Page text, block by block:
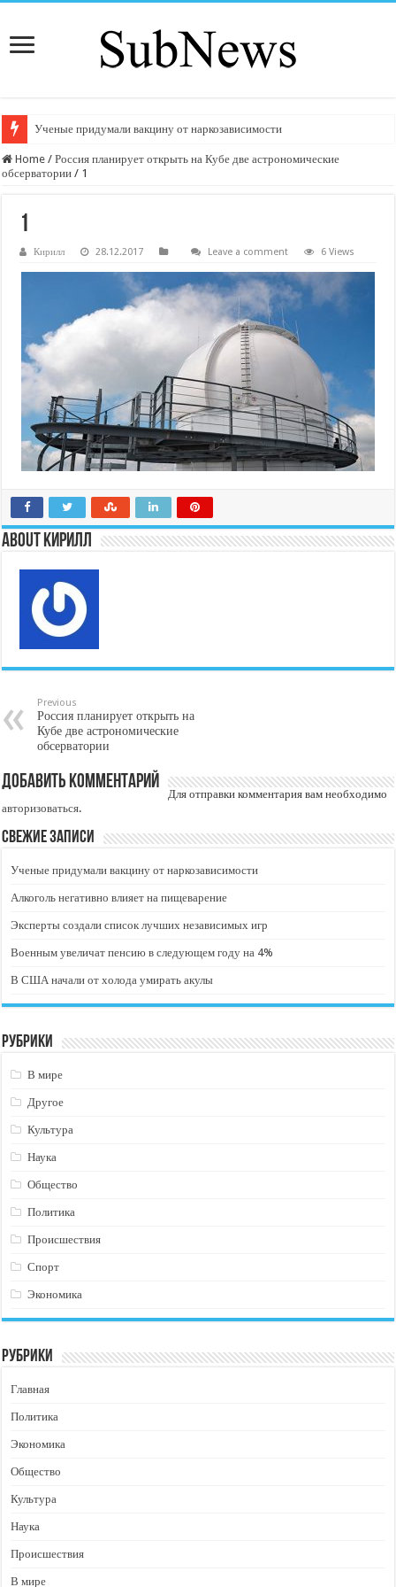
Ученые придумали вакцину от наркозависимости
Home / Россия планирует открыть на Кубе две астрономические
обсерватории / 1
1
Кирилл 28.12.2017 Leave a comment 6 Views
About Кирилл
Previous
Россия планирует открыть на
Кубе две астрономические
обсерватории
Добавить комментарий
Для отправки комментария вам необходимо
авторизоваться.
Свежие записи
Ученые придумали вакцину от наркозависимости
Алкоголь негативно влияет на пищеварение
Эксперты создали список лучших независимых игр
Военным увеличат пенсию в следующем году на 4%
В США начали от холода умирать акулы
Рубрики
В мире
Другое
Культура
Наука
Общество
Политика
Происшествия
Спорт
Экономика
Рубрики
Главная
Политика
Экономика
Общество
Культура
Наука
Происшествия
В мире